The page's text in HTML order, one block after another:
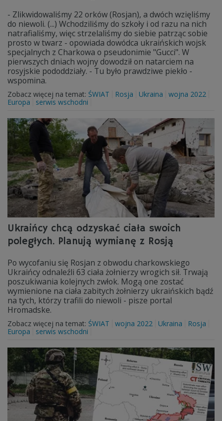
- Zlikwidowaliśmy 22 orków (Rosjan), a dwóch wzięliśmy
do niewoli. (...) Wchodziliśmy do szkoły i od razu na nich
natrafialiśmy, więc strzelaliśmy do siebie patrząc sobie
prosto w twarz - opowiada dowódca ukraińskich wojsk
specjalnych z Charkowa o pseudonimie "Gucci". W
pierwszych dniach wojny dowodził on natarciem na
rosyjskie pododdziały. - Tu było prawdziwe piekło -
wspomina.
Zobacz więcej na temat: ŚWIAT Rosja Ukraina
wojna 2022
Europa
serwis wschodni
Ukraińcy chcą odzyskać ciała swoich
poległych. Planują wymianę z Rosją
Po wycofaniu się Rosjan z obwodu charkowskiego
Ukraińcy odnaleźli 63 ciała żołnierzy wrogich sił. Trwają
poszukiwania kolejnych zwłok. Mogą one zostać
wymienione na ciała zabitych żołnierzy ukraińskich bądź
na tych, którzy trafili do niewoli - pisze portal
Hromadske.
Zobacz więcej na temat: ŚWIAT wojna 2022 Ukraina
Rosja
Europa
serwis wschodni